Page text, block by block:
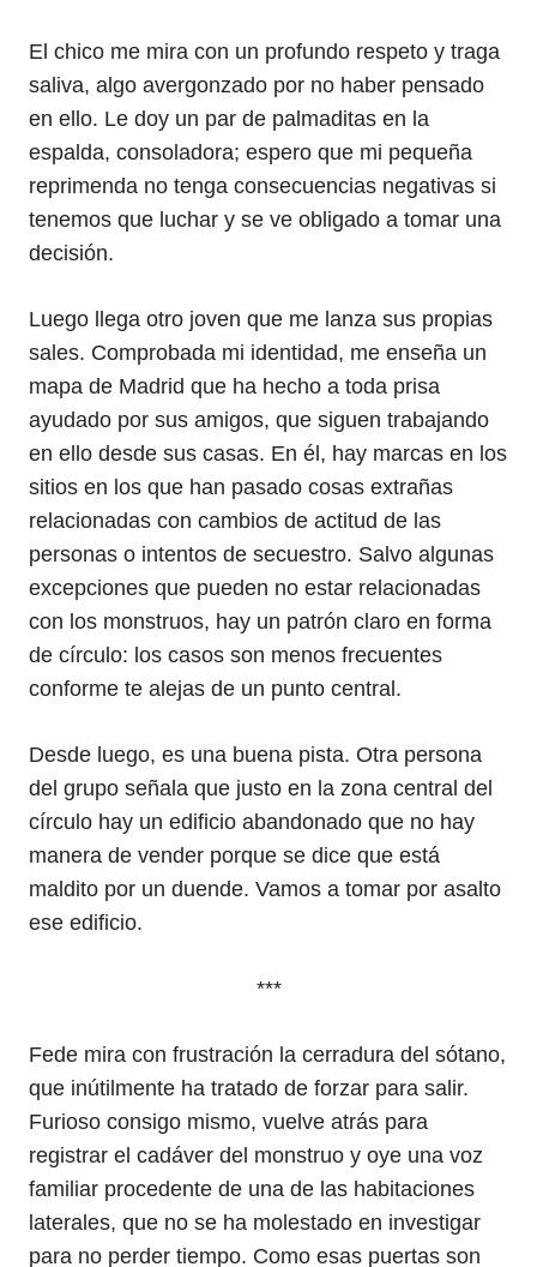
El chico me mira con un profundo respeto y traga
saliva, algo avergonzado por no haber pensado
en ello. Le doy un par de palmaditas en la
espalda, consoladora; espero que mi pequeña
reprimenda no tenga consecuencias negativas si
tenemos que luchar y se ve obligado a tomar una
decisión.
Luego llega otro joven que me lanza sus propias
sales. Comprobada mi identidad, me enseña un
mapa de Madrid que ha hecho a toda prisa
ayudado por sus amigos, que siguen trabajando
en ello desde sus casas. En él, hay marcas en los
sitios en los que han pasado cosas extrañas
relacionadas con cambios de actitud de las
personas o intentos de secuestro. Salvo algunas
excepciones que pueden no estar relacionadas
con los monstruos, hay un patrón claro en forma
de círculo: los casos son menos frecuentes
conforme te alejas de un punto central.
Desde luego, es una buena pista. Otra persona
del grupo señala que justo en la zona central del
círculo hay un edificio abandonado que no hay
manera de vender porque se dice que está
maldito por un duende. Vamos a tomar por asalto
ese edificio.
***
Fede mira con frustración la cerradura del sótano,
que inútilmente ha tratado de forzar para salir.
Furioso consigo mismo, vuelve atrás para
registrar el cadáver del monstruo y oye una voz
familiar procedente de una de las habitaciones
laterales, que no se ha molestado en investigar
para no perder tiempo. Como esas puertas son